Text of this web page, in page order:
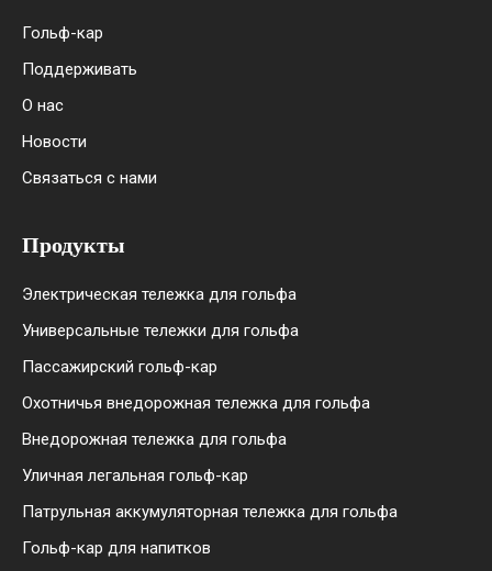
Гольф-кар
Поддерживать
О нас
Новости
Связаться с нами
Продукты
Электрическая тележка для гольфа
Универсальные тележки для гольфа
Пассажирский гольф-кар
Охотничья внедорожная тележка для гольфа
Внедорожная тележка для гольфа
Уличная легальная гольф-кар
Патрульная аккумуляторная тележка для гольфа
Гольф-кар для напитков